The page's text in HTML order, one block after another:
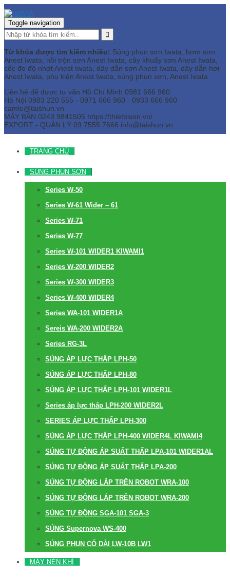
Toggle navigation
Từ khóa được tìm kiếm nhiều: Súng phun sơn Iwata, bơm sơn
Anest Iwata, nồi trộn sơn Anest Iwata, cây khuấy sơn Anest Iwata,
cốc đo độ nhớt Anest Iwata, dây dẫn sơn Anest Iwata, dây dẫn hơi
Anest Iwata, phụ kiện Anest Iwata, súng phun sơn, Anest Iwata
Liên hệ để được tư vấn Hồ Chí Minh 0981 666 960
Hà Nội 0983 220 555 - 0971 666 960 - 0933 666 960
camle@taishun.vn
MÁY BÀN 0243 9841505 https://thietbison.vn/
EXPORT - QUẢN LÝ 09 7555 7666 info@taishun.vn
TRANG CHỦ
SÚNG PHUN SƠN
Series W-50
Series W-61 Wider – 61
Series W-71
Series W-77
Series W-101 WIDER1 KIWAMI1
Series W-200 WIDER2
Series W-300 WIDER3
Series W-400 WIDER4
Series WA-101 WIDER1A
Sereis WA-200 WIDER2A
Series RG-3L
SÚNG ÁP LỰC THẤP LPH-50
SÚNG ÁP LỰC THẤP LPH-80
SÚNG ÁP LỰC THẤP LPH-101 WIDER1L
Series áp lực thấp LPH-200 WIDER2L
SERIES ÁP LỰC THẤP LPH-300
SÚNG ÁP LỰC THẤP LPH-400 WIDER4L KIWAMI4
SÚNG TỰ ĐỘNG ÁP SUẤT THẤP LPA-101 WIDER1AL
SÚNG TỰ ĐỘNG ÁP SUẤT THẤP LPA-200
SÚNG TỰ ĐỘNG LẮP TRÊN ROBOT WRA-100
SÚNG TỰ ĐỘNG LẮP TRÊN ROBOT WRA-200
SÚNG TỰ ĐỘNG SGA-101 SGA-3
SÚNG Supernova WS-400
SÚNG PHUN CỔ DÀI LW-10B LW1
MÁY NÉN KHÍ